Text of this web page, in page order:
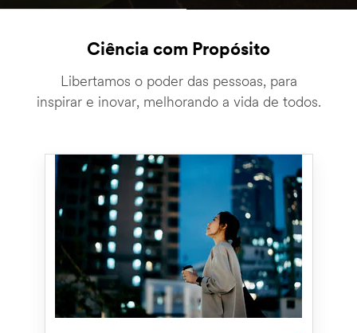
Ciência com Propósito
Libertamos o poder das pessoas, para
inspirar e inovar, melhorando a vida de todos.